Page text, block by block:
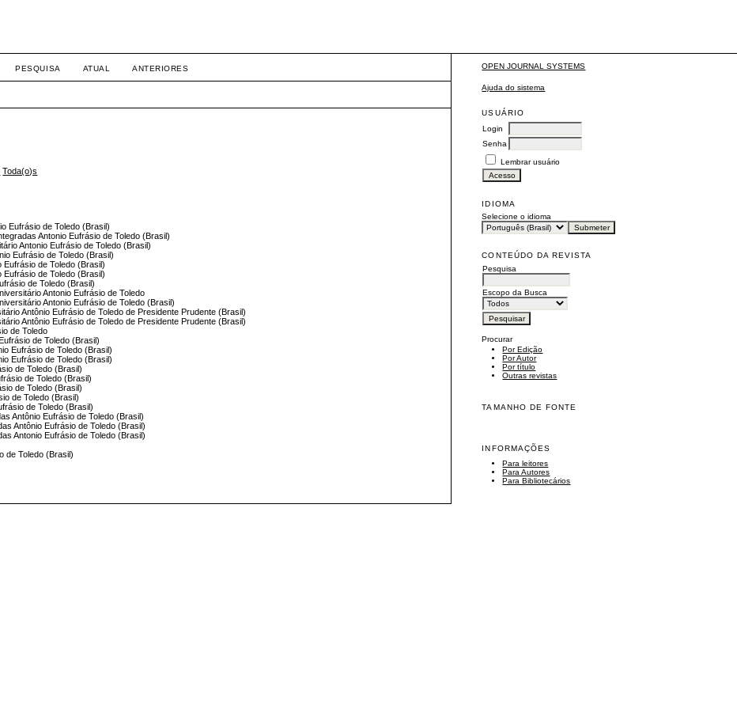
OPEN JOURNAL SYSTEMS
Ajuda do sistema
USUÁRIO
Login
Senha
Lembrar usuário
IDIOMA
Selecione o idioma
CONTEÚDO DA REVISTA
Pesquisa
Escopo da Busca
Procurar
Por Edição
Por Autor
Por título
Outras revistas
TAMANHO DE FONTE
INFORMAÇÕES
Para leitores
Para Autores
Para Bibliotecários
PESQUISA ATUAL ANTERIORES
Toda(o)s
Eufrásio de Toledo (Brasil)
Antonio Eufrásio de Toledo (Brasil)
Antonio Eufrásio de Toledo (Brasil)
Eufrásio de Toledo (Brasil)
Eufrásio de Toledo (Brasil)
Eufrásio de Toledo (Brasil)
de Toledo (Brasil)
Antonio Eufrásio de Toledo
Antonio Eufrásio de Toledo (Brasil)
Antônio Eufrásio de Toledo de Presidente Prudente (Brasil)
Antônio Eufrásio de Toledo de Presidente Prudente (Brasil)
de Toledo
de Toledo (Brasil)
Eufrásio de Toledo (Brasil)
Eufrásio de Toledo (Brasil)
de Toledo (Brasil)
de Toledo (Brasil)
de Toledo (Brasil)
de Toledo (Brasil)
de Toledo (Brasil)
Antônio Eufrásio de Toledo (Brasil)
Antônio Eufrásio de Toledo (Brasil)
Antonio Eufrásio de Toledo (Brasil)
de Toledo (Brasil)